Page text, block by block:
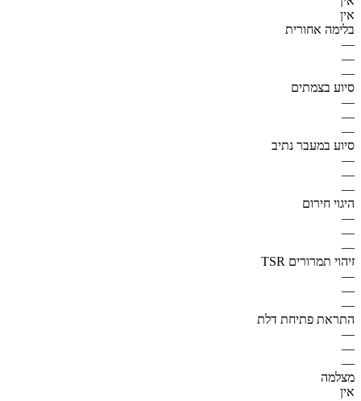
אין
בלימה אחורית
—
—
—
סיוע בצמתים
—
—
—
סיוע במעבר נתיב
—
—
—
היגוי חירום
—
—
—
זיהוי תמרורים TSR
—
—
—
התראת פתיחת דלת
—
—
—
מצלמה
אין